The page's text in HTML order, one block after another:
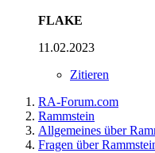
FLAKE
11.02.2023
Zitieren
RA-Forum.com
Rammstein
Allgemeines über
Fragen über